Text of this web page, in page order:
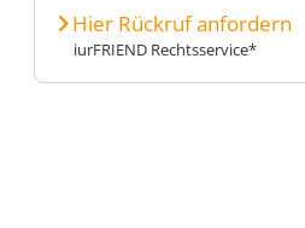
Hier Rückruf anfordern
iurFRIEND Rechtsservice*